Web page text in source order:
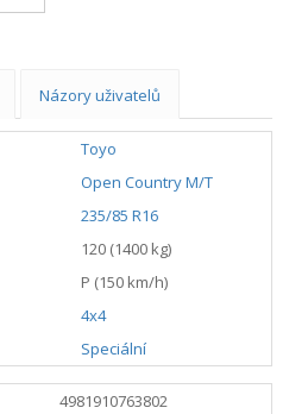
Názory uživatelů
Toyo
Open Country M/T
235/85 R16
120 (1400 kg)
P (150 km/h)
4x4
Speciální
4981910763802